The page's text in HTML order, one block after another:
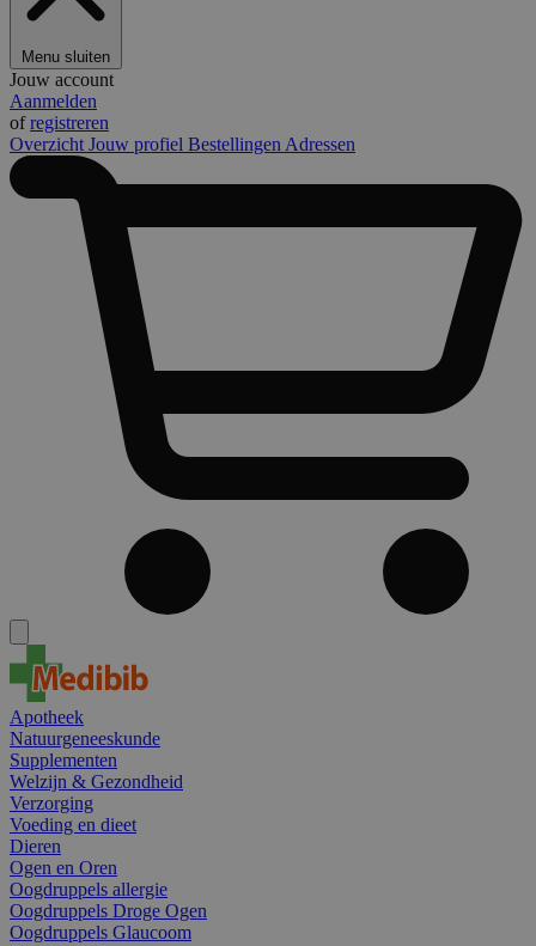
Menu sluiten
Jouw account
Aanmelden
ofregistreren
Overzicht Jouw profiel Bestellingen Adressen
Apotheek
Natuurgeneeskunde
Supplementen
Welzijn & Gezondheid
Verzorging
Voeding en dieet
Dieren
Ogen en Oren
Oogdruppels allergie
Oogdruppels Droge Ogen
Oogdruppels Glaucoom